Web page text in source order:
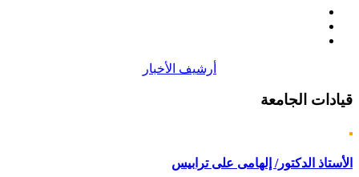
أرشيف الأخبار
قيادات الجامعة
الأستاذ الدكتور/ إلهامى على ترابيس